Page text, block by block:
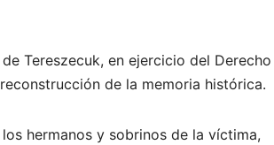
Tereszecuk, en ejercicio del
de la memoria histórica.
hermanos y sobrinos de la víctima,